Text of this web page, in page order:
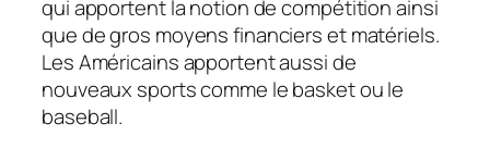
qui apportent la notion de compétition ainsi
que de gros moyens financiers et matériels.
Les Américains apportent aussi de
nouveaux sports comme le basket ou le
baseball.